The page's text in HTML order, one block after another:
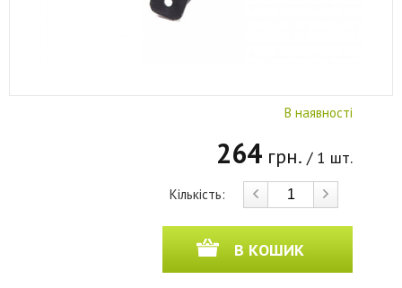
В наявності
264 грн. / 1 шт.
Кількість:
В КОШИК